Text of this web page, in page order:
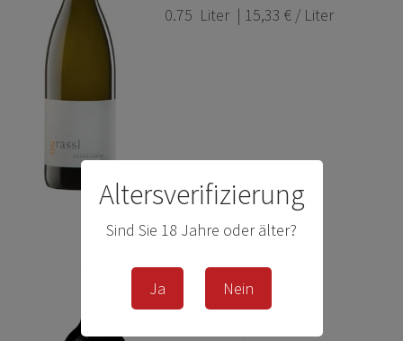
Altersverifizierung
Sind Sie 18 Jahre oder älter?
Ja Nein
0.75 Liter | 15,33 € / Liter
Rotwein